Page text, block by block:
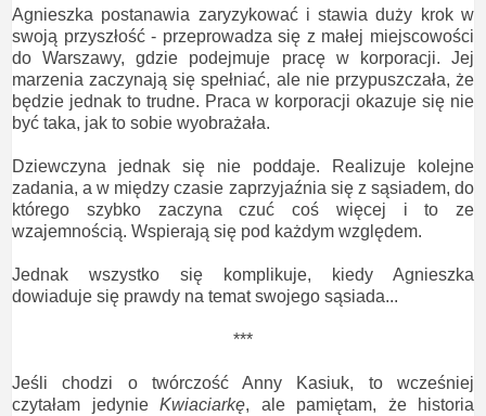
Agnieszka postanawia zaryzykować i stawia duży krok w
swoją przyszłość - przeprowadza się z małej miejscowości
do Warszawy, gdzie podejmuje pracę w korporacji. Jej
marzenia zaczynają się spełniać, ale nie przypuszczała, że
będzie jednak to trudne. Praca w korporacji okazuje się nie
być taka, jak to sobie wyobrażała.
Dziewczyna jednak się nie poddaje. Realizuje kolejne
zadania, a w między czasie zaprzyjaźnia się z sąsiadem, do
którego szybko zaczyna czuć coś więcej i to ze
wzajemnością. Wspierają się pod każdym względem.
Jednak wszystko się komplikuje, kiedy Agnieszka
dowiaduje się prawdy na temat swojego sąsiada...
***
Jeśli chodzi o twórczość Anny Kasiuk, to wcześniej
czytałam jedynieKwiaciarkę, ale pamiętam, że historia